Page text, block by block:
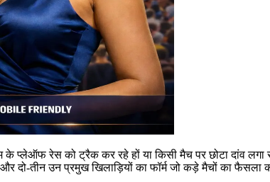
के प्लेऑफ रेस को ट्रैक कर रहे हों या किसी मैच पर छोटा दांव
दो-तीन उन प्रमुख खिलाड़ियों का फॉर्म जो कड़े मैचों का फैसला